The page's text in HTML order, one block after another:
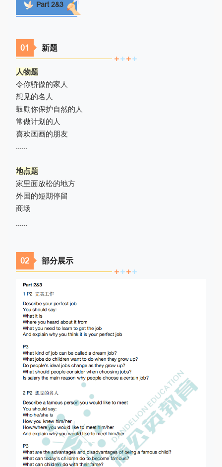
Part 2&3
01 新题
人物题
令你骄傲的家人
想见的名人
鼓励你保护自然的人
常做计划的人
喜欢画画的朋友
地点题
家里面放松的地方
外国的短期停留
商场
02 部分展示